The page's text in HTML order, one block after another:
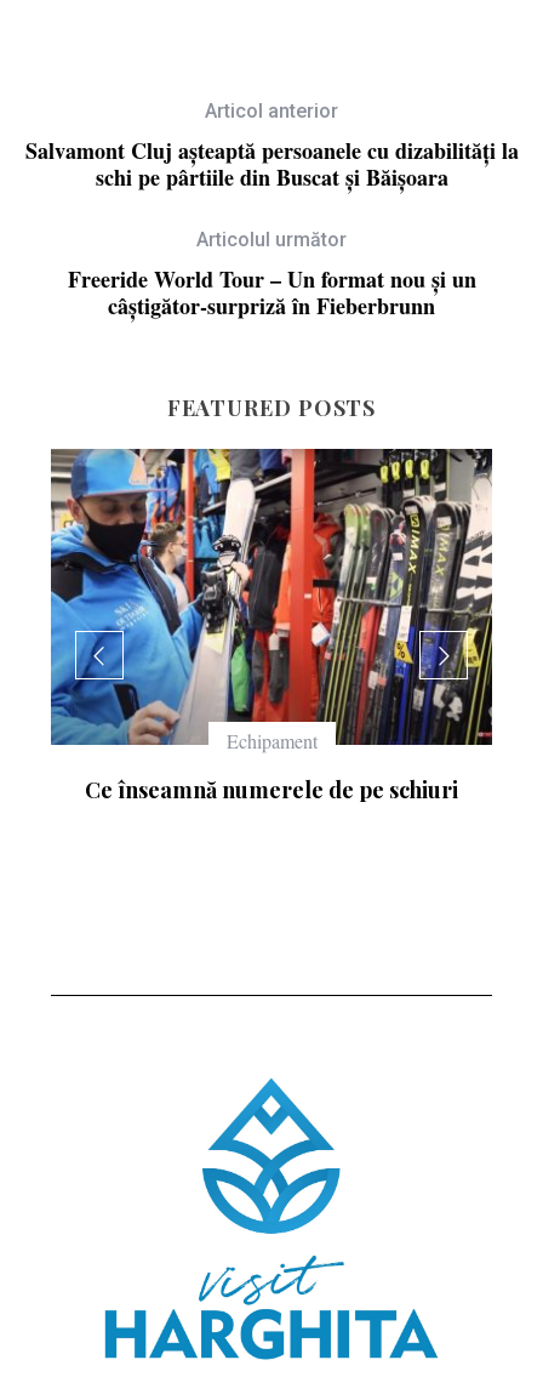
Articol anterior
Salvamont Cluj așteaptă persoanele cu dizabilități la
schi pe pârtiile din Buscat și Băișoara
Articolul următor
Freeride World Tour – Un format nou și un
câștigător-surpriză în Fieberbrunn
FEATURED POSTS
Echipament
Ce înseamnă numerele de pe schiuri